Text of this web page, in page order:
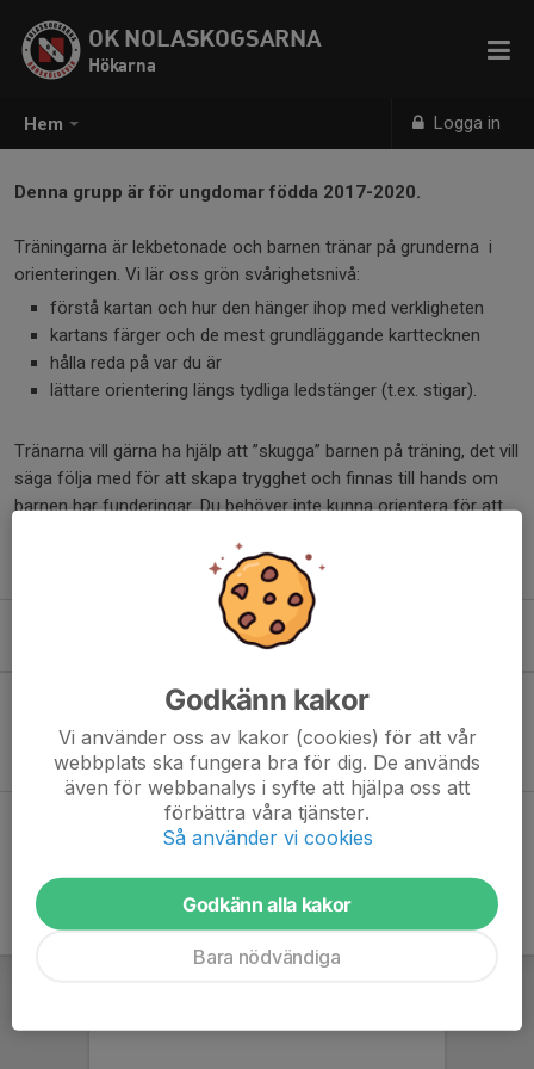
Hem Logga in
OK NOLASKOGSARNA
Hökarna
Denna grupp är för ungdomar födda 2017-2020.
Träningarna är lekbetonade och barnen tränar på grunderna i
orienteringen. Vi lär oss grön svårighetsnivå:
förstå kartan och hur den hänger ihop med verkligheten
kartans färger och de mest grundläggande karttecknen
hålla reda på var du är
lättare orientering längs tydliga ledstänger (t.ex. stigar).
Tränarna vill gärna ha hjälp att ”skugga” barnen på träning, det vill
säga följa med för att skapa trygghet och finnas till hands om
barnen har funderingar. Du behöver inte kunna orientera för att
Kommande aktiviteter
Inga aktiviteter inbokade
Godkänn kakor
Vi använder oss av kakor (cookies) för att vår
webbplats ska fungera bra för dig. De används
även för webbanalys i syfte att hjälpa oss att
förbättra våra tjänster.
Så använder vi cookies
Godkänn alla kakor
Bara nödvändiga